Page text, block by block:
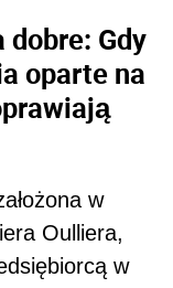
Gdy
oparte na
w
Oulliera,
w